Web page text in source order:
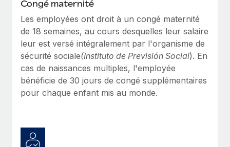
En savoir plus
Congé maternité
Les employées ont droit à un congé maternité
de 18 semaines, au cours desquelles leur salaire
leur est versé intégralement par l'organisme de
sécurité sociale(Instituto de Previsión Social). En
cas de naissances multiples, l'employée
bénéficie de 30 jours de congé supplémentaires
pour chaque enfant mis au monde.